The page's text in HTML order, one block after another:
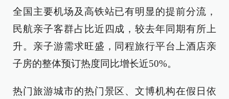
全国主要机场及高铁站已有明显的提前分流，
民航亲子客群占比近四成，较去年同期有所上
升。亲子游需求旺盛，同程旅行平台上酒店亲
子房的整体预订热度同比增长近50%。
热门旅游城市的热门景区、文博机构在假日依